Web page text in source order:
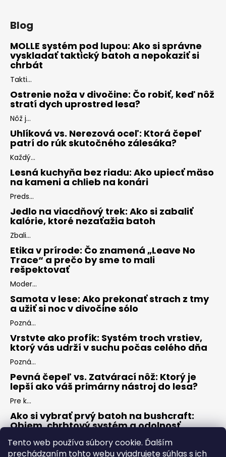
Tento web používa súbory cookie. Ďalším
prechádzaním tohto webu vyjadrujete súhlas s ich
Blog
MOLLE systém pod lupou: Ako si správne
vyskladať taktický batoh a nepokaziť si
chrbát
Takti...
Ostrenie noža v divočine: Čo robiť, keď nôž
stratí dych uprostred lesa?
Nôž j...
Uhlíková vs. Nerezová oceľ: Ktorá čepeľ
patrí do rúk skutočného zálesáka?
Každý...
Lesná kuchyňa bez riadu: Ako upiecť mäso
na kameni a chlieb na konári
Preds...
Jedlo na viacdňový trek: Ako si zabaliť
kalórie, ktoré nezaťažia batoh
Zbali...
Etika v prírode: Čo znamená „Leave No
Trace“ a prečo by sme to mali
rešpektovať
Moder...
Samota v lese: Ako prekonať strach z tmy
a užiť si noc v divočine sólo
Pozná...
Vrstvte ako profík: Systém troch vrstiev,
ktorý vás udrží v suchu počas celého dňa
Pozná...
Pevná čepeľ vs. Zatvárací nôž: Ktorý je
lepší ako váš primárny nástroj do lesa?
Pre k...
Ako si vybrať prvý batoh na bushcraft:
Objem, chrbtový systém a odolnosť
Keď s...